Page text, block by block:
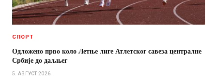
СПОРТ
Одложено прво коло Летње лиге Атлетског савеза централне
Србије до даљњег
5. АВГУСТ 2026.